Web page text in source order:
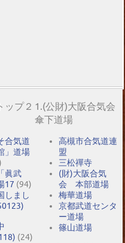
ップ２
合気道
」道場
眞武
17 (94)
しまし
(24)
1.(公財)大阪合気会
傘下道場
高槻市合気道連
盟
三松禪寺
(財)大阪合気
会 本部道場
梅華道場
京都武道センタ
ー道場
篠山道場